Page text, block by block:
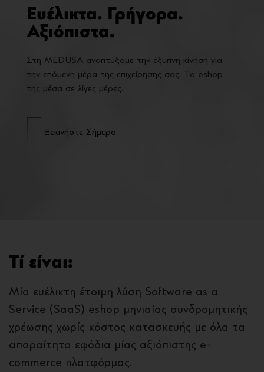
Ευέλικτα. Γρήγορα.
Αξιόπιστα.
Στη MEDUSA αναπτύξαμε την έξυπνη κίνηση για
την επόμενη μέρα της επιχείρησης σας. Το eshop
της μέσα σε λίγες μέρες.
Ξεκινήστε Σήμερα
Τί είναι:
Μία ευέλικτη έτοιμη λύση Software as a
Service (SaaS) eshop μηνιαίας συνδρομητικής
χρέωσης χωρίς κόστος κατασκευής με όλα τα
απαραίτητα εφόδια μίας αξιόπιστης e-
commerce πλατφόρμας.